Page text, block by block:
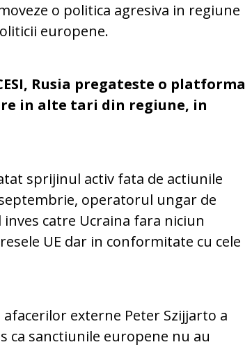
o politica agresiva in regiune
europene.
Rusia pregateste o platforma
in alte tari din regiune, in
sprijinul activ fata de actiunile
operatorul ungar de
catre Ucraina fara niciun
UE dar in conformitate cu cele
externe Peter Szijjarto a
ca sanctiunile europene nu au